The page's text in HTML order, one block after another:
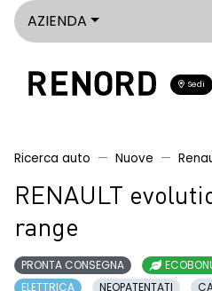
AZIENDA
Sedi
Ricerca auto Nuove
RENAULT
range
PRONTA CONSEGNA
ELETTRICA
NEOPATENTATI